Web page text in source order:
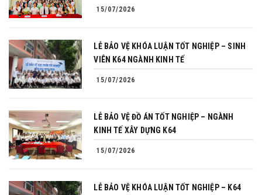
15/07/2026
LỄ BẢO VỆ KHÓA LUẬN TỐT NGHIỆP – SINH
VIÊN K64 NGÀNH KINH TẾ
15/07/2026
LỄ BẢO VỆ ĐỒ ÁN TỐT NGHIỆP – NGÀNH
KINH TẾ XÂY DỰNG K64
15/07/2026
LỄ BẢO VỆ KHÓA LUẬN TỐT NGHIỆP – K64